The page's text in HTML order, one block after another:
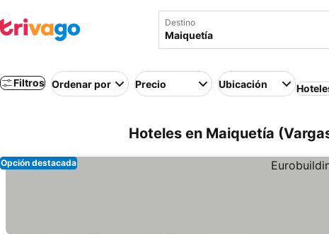
Destino
Filtros Ordenar por Precio Ubicación
Hoteles en Maiquetía
Opción destacada